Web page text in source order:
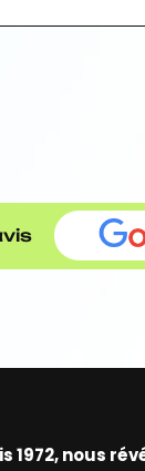
1972, nous